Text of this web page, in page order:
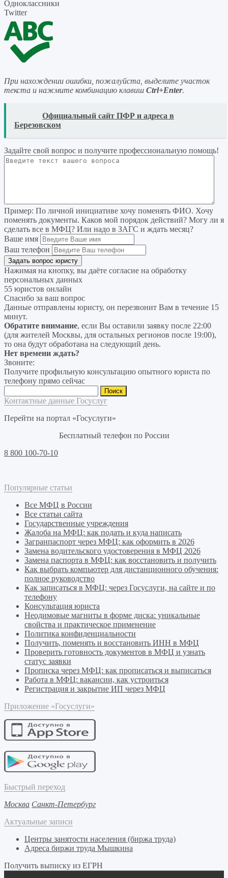
Одноклассники
Twitter
При нахождении ошибки, пожалуйста, выделите участок
текста и нажмите комбинацию клавиш Ctrl+Enter.
Официальный сайт ПФР и адреса в
Березовском
Задайте свой вопрос и получите профессиональную помощь!
Пример: По личной инициативе хочу поменять ФИО. Хочу
поменять документы. Каков мой порядок действий? Могу ли я
сделать все в МФЦ? Или надо в ЗАГС и ждать месяц?
Ваше имя
Ваш телефон
Нажимая на кнопку, вы даёте согласие на обработку
персональных данных
55 юристов онлайн
Спасибо за ваш вопрос
Данные отправлены юристу, он перезвонит Вам в течение 15
минут.
Обратите внимание, если Вы оставили заявку после 22:00
(для жителей Москвы, для остальных регионов после 19:00),
то она будут обработана на следующий день.
Нет времени ждать?
Звоните:
Получите профильную консультацию опытного юриста по
телефону прямо сейчас
Контактные данные Госуслуг
Перейти на портал «Госуслуги»
Бесплатный телефон по России
8 800 100-70-10
Популярные статьи
Все МФЦ в России
Все статьи сайта
Государственные учреждения
Жалоба на МФЦ: как подать и куда написать
Загранпаспорт через МФЦ: как оформить в 2026
Замена водительского удостоверения в МФЦ 2026
Замена паспорта в МФЦ: как восстановить и получить
Как выбрать компьютер для дистанционного обучения:
полное руководство
Как записаться в МФЦ: через Госуслуги, на сайте и по
телефону
Консультация юриста
Неодимовые магниты в форме диска: уникальные
свойства и практическое применение
Политика конфиденциальности
Получить, поменять и восстановить ИНН в МФЦ
Проверить готовность документов в МФЦ и узнать
статус заявки
Прописка через МФЦ: как прописаться и выписаться
Работа в МФЦ: вакансии, как устроиться
Регистрация и закрытие ИП через МФЦ
Приложение «Госуслуги»
Быстрый переход
Москва Санкт-Петербург
Актуальные записи
Центры занятости населения (биржа труда)
Адреса биржи труда Мышкина
Получить выписку из ЕГРН